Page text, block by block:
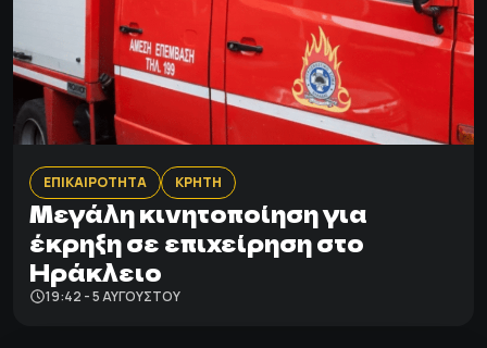
ΕΠΙΚΑΙΡΟΤΗΤΑ ΚΡΗΤΗ
Μεγάλη κινητοποίηση για
έκρηξη σε επιχείρηση στο
Ηράκλειο
19:42 - 5 ΑΥΓΟΎΣΤΟΥ